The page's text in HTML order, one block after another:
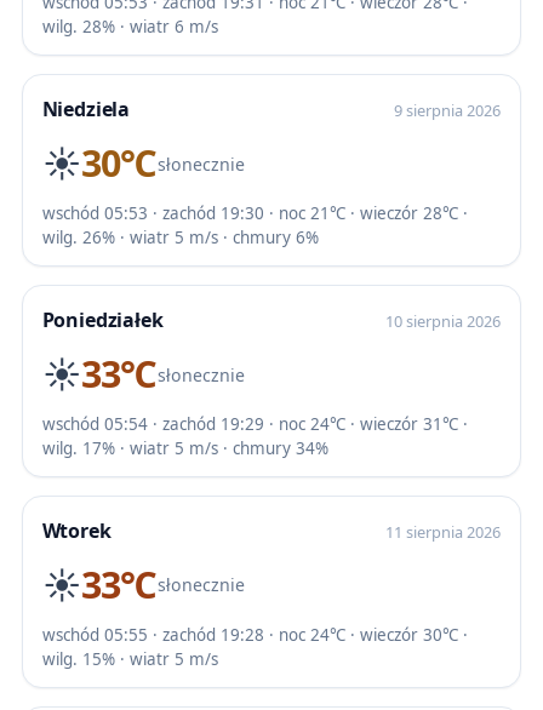
wilg. 28% · wiatr 6 m/s
Niedziela 9 sierpnia 2026
☀️30℃słonecznie
wschód 05:53 · zachód 19:30 · noc 21℃ · wieczór 28℃ ·
wilg. 26% · wiatr 5 m/s · chmury 6%
Poniedziałek 10 sierpnia 2026
☀️33℃słonecznie
wschód 05:54 · zachód 19:29 · noc 24℃ · wieczór 31℃ ·
wilg. 17% · wiatr 5 m/s · chmury 34%
Wtorek 11 sierpnia 2026
☀️33℃słonecznie
wschód 05:55 · zachód 19:28 · noc 24℃ · wieczór 30℃ ·
wilg. 15% · wiatr 5 m/s